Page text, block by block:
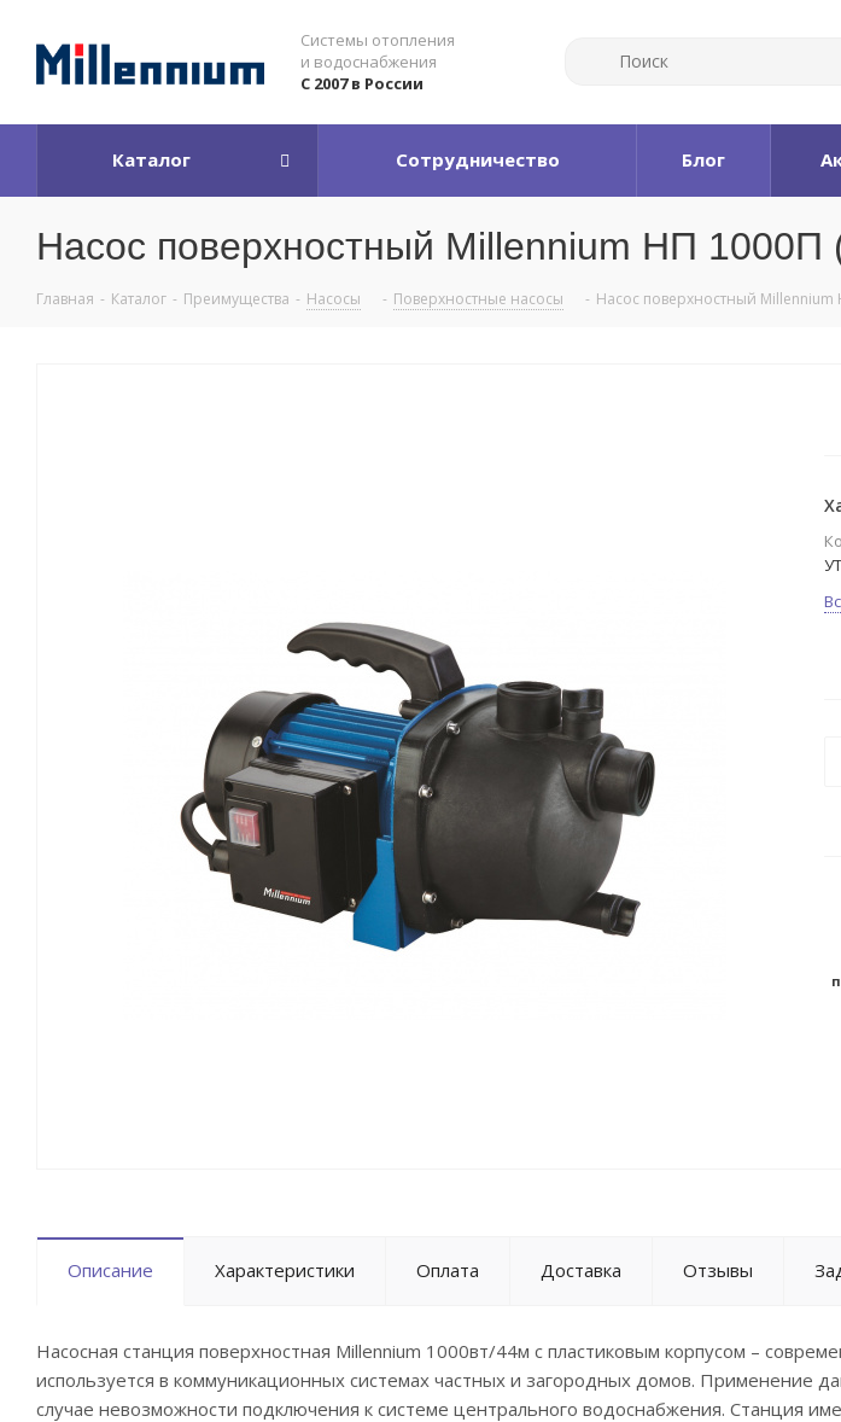
Системы отопления
и водоснабжения
С 2007 в России
Каталог Сотрудничество Блог
Насос поверхностный Millennium НП 1000П
Главная - Каталог - Преимущества - Насосы - Поверхностные насосы - Насос поверхностный
Описание Характеристики Оплата Доставка Отзывы
Насосная станция поверхностная Millennium 1000вт/44м с пластиковым корпусом –
используется в коммуникационных системах частных и загородных домов. Применение
случае невозможности подключения к системе центрального водоснабжения. Станция